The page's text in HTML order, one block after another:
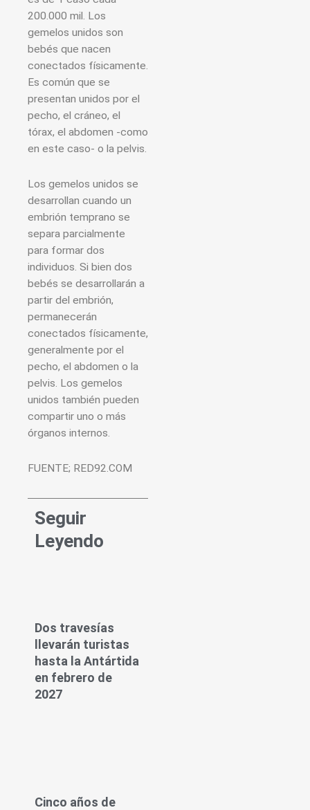
200.000 mil. Los
gemelos unidos son
bebés que nacen
conectados físicamente.
Es común que se
presentan unidos por el
pecho, el cráneo, el
tórax, el abdomen -como
en este caso- o la pelvis.
Los gemelos unidos se
desarrollan cuando un
embrión temprano se
separa parcialmente
para formar dos
individuos. Si bien dos
bebés se desarrollarán a
partir del embrión,
permanecerán
conectados físicamente,
generalmente por el
pecho, el abdomen o la
pelvis. Los gemelos
unidos también pueden
compartir uno o más
órganos internos.
FUENTE; RED92.COM
Seguir
Leyendo
Dos travesías
llevarán turistas
hasta la Antártida
en febrero de
2027
Cinco años de